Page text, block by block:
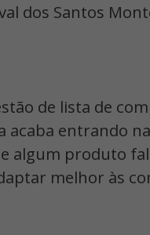
dos Santos
de lista de
acaba entrando
algum produto
melhor às